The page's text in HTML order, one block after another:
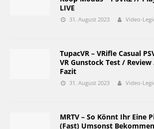
LIVE
31. August 2023 Video-
TupacVR – VRifle Casual
VR Gunstock Test /
Fazit
31. August 2023 Video-
MRTV – So Könnt Ihr Eine
(Fast) Umsonst